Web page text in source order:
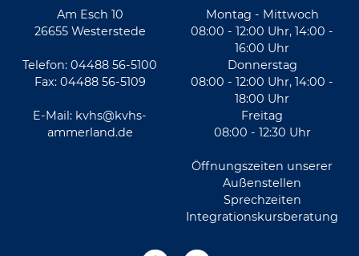
Am Esch 10
26655 Westerstede
Telefon: 04488 56-5100
Fax: 04488 56-5109
E-Mail: kvhs@kvhs-
ammerland.de
Montag - Mittwoch
08:00 - 12:00 Uhr, 14:00 -
16:00 Uhr
Donnerstag
08:00 - 12:00 Uhr, 14:00 -
18:00 Uhr
Freitag
08:00 - 12:30 Uhr
Öffnungszeiten unserer
Außenstellen
Sprechzeiten
Integrationskursberatung